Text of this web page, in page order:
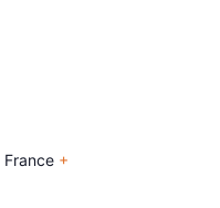
France +